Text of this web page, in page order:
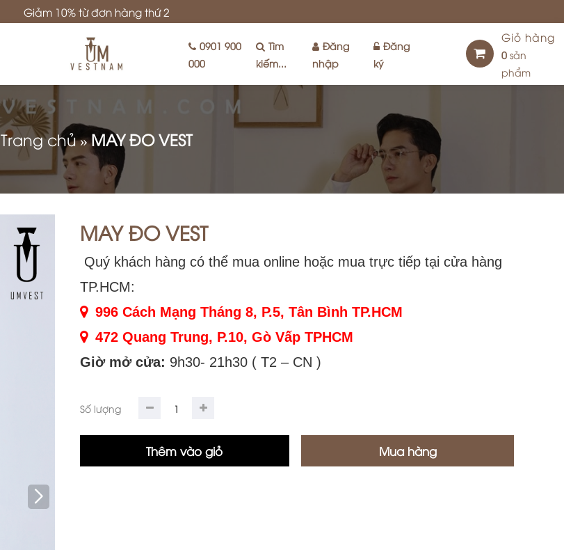
Giảm 10% từ đơn hàng thứ 2
0901 900
000
Tìm
kiếm...
Đăng
nhập
Đăng
ký
Giỏ hàng
0sản
phẩm
Trang chủ»MAY ĐO VEST
MAY ĐO VEST
Quý khách hàng có thể mua online hoặc mua trực tiếp tại cửa hàng
TP.HCM:
996 Cách Mạng Tháng 8, P.5, Tân Bình TP.HCM
472 Quang Trung, P.10, Gò Vấp TPHCM
Giờ mở cửa: 9h30- 21h30 ( T2 – CN )
Số lượng